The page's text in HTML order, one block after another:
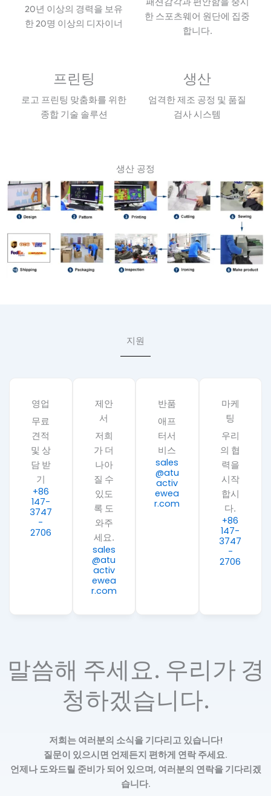
20년 이상의 경력을 보유
한 20명 이상의 디자이너
한 스포츠웨어 원단에 집중
합니다.
프린팅
로고 프린팅 맞춤화를 위한
종합 기술 솔루션
생산
엄격한 제조 공정 및 품질
검사 시스템
생산 공정
지원
영업
무료
견적
및 상
담 받
기
+86
147-
3747
-
2706
제안
서
저희
가 더
나아
질 수
있도
록 도
와주
세요.
sales
@atu
activ
ewea
r.com
반품
애프
터서
비스
sales
@atu
activ
ewea
r.com
마케
팅
우리
의 협
력을
시작
합시
다.
+86
147-
3747
-
2706
말씀해 주세요. 우리가 경
청하겠습니다.
저희는 여러분의 소식을 기다리고 있습니다!
질문이 있으시면 언제든지 편하게 연락 주세요.
언제나 도와드릴 준비가 되어 있으며, 여러분의 연락을 기다리겠
습니다.